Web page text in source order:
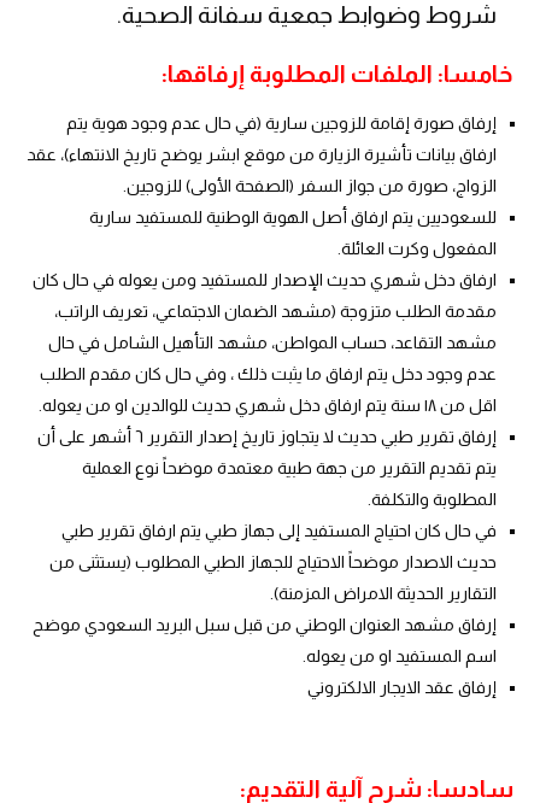
شروط وضوابط جمعية سفانة الصحية.
خامسا: الملفات المطلوبة إرفاقها:
إرفاق صورة إقامة للزوجين سارية (في حال عدم وجود هوية يتم
ارفاق بيانات تأشيرة الزيارة من موقع ابشر يوضح تاريخ الانتهاء)، عقد
الزواج، صورة من جواز السفر (الصفحة الأولى) للزوجين.
للسعوديين يتم ارفاق أصل الهوية الوطنية للمستفيد سارية
المفعول وكرت العائلة.
ارفاق دخل شهري حديث الإصدار للمستفيد ومن يعوله في حال كان
مقدمة الطلب متزوجة (مشهد الضمان الاجتماعي، تعريف الراتب،
مشهد التقاعد، حساب المواطن، مشهد التأهيل الشامل في حال
عدم وجود دخل يتم ارفاق ما يثبت ذلك ، وفي حال كان مقدم الطلب
اقل من ١٨ سنة يتم ارفاق دخل شهري حديث للوالدين او من يعوله.
إرفاق تقرير طبي حديث لا يتجاوز تاريخ إصدار التقرير ٦ أشهر على أن
يتم تقديم التقرير من جهة طبية معتمدة موضحاً نوع العملية
المطلوبة والتكلفة.
في حال كان احتياج المستفيد إلى جهاز طبي يتم ارفاق تقرير طبي
حديث الاصدار موضحاً الاحتياج للجهاز الطبي المطلوب (يستثنى من
التقارير الحديثة الامراض المزمنة).
إرفاق مشهد العنوان الوطني من قبل سبل البريد السعودي موضح
اسم المستفيد او من يعوله.
إرفاق عقد الايجار الالكتروني
سادسا: شرح آلية التقديم: